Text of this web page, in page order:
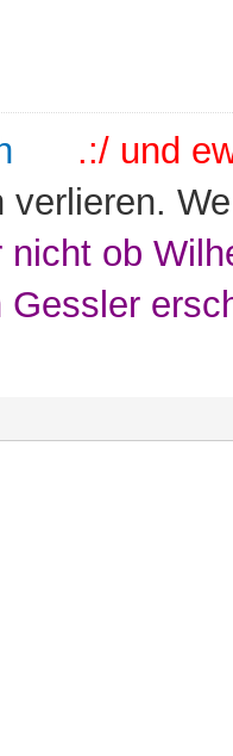
.:/ und
verlieren.
ob
Gessler